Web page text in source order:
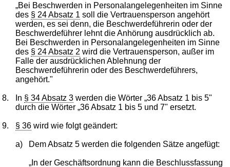
„Bei Beschwerden in Personalangelegenheiten im Sinne
des § 24 Absatz 1 soll die Vertrauensperson angehört
werden, es sei denn, die Beschwerdeführerin oder der
Beschwerdeführer lehnt die Anhörung ausdrücklich ab.
Bei Beschwerden in Personalangelegenheiten im Sinne
des § 24 Absatz 2 wird die Vertrauensperson, außer im
Falle der ausdrücklichen Ablehnung der
Beschwerdeführerin oder des Beschwerdeführers,
angehört."
8. In § 34 Absatz 3 werden die Wörter „36 Absatz 1 bis 5"
durch die Wörter „36 Absatz 1 bis 5 und 7" ersetzt.
9. § 36 wird wie folgt geändert:
a) Dem Absatz 5 werden die folgenden Sätze angefügt:
„In der Geschäftsordnung kann die Beschlussfassung